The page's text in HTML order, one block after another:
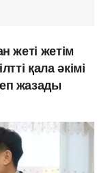
жеті жетім
қала әкімі
жазады